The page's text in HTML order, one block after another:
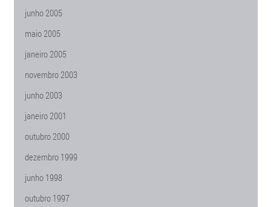
junho 2005
maio 2005
janeiro 2005
novembro 2003
junho 2003
janeiro 2001
outubro 2000
dezembro 1999
junho 1998
outubro 1997